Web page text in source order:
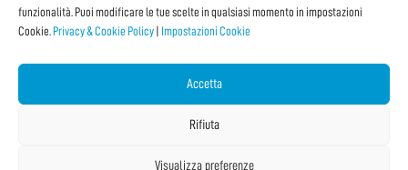
funzionalità. Puoi modificare le tue scelte in qualsiasi momento in impostazioni
Cookie. Privacy & Cookie Policy Impostazioni Cookie
Accetta
Rifiuta
Visualizza preferenze
CONDIVIDI QUESTA PAGINA!
Facebook